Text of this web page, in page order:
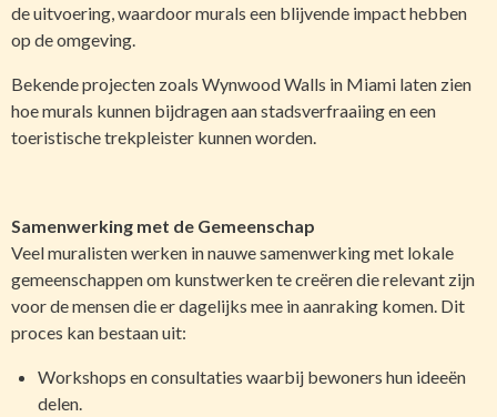
de uitvoering, waardoor murals een blijvende impact hebben
op de omgeving.
Bekende projecten zoals Wynwood Walls in Miami laten zien
hoe murals kunnen bijdragen aan stadsverfraaiing en een
toeristische trekpleister kunnen worden.
Samenwerking met de Gemeenschap
Veel muralisten werken in nauwe samenwerking met lokale
gemeenschappen om kunstwerken te creëren die relevant zijn
voor de mensen die er dagelijks mee in aanraking komen. Dit
proces kan bestaan uit:
Workshops en consultaties waarbij bewoners hun ideeën
delen.